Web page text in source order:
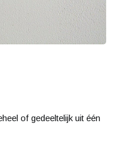
of gedeeltelijk uit één